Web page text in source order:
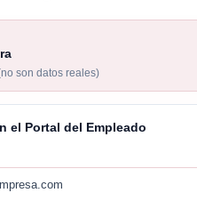
son datos reales)
el Portal del Empleado